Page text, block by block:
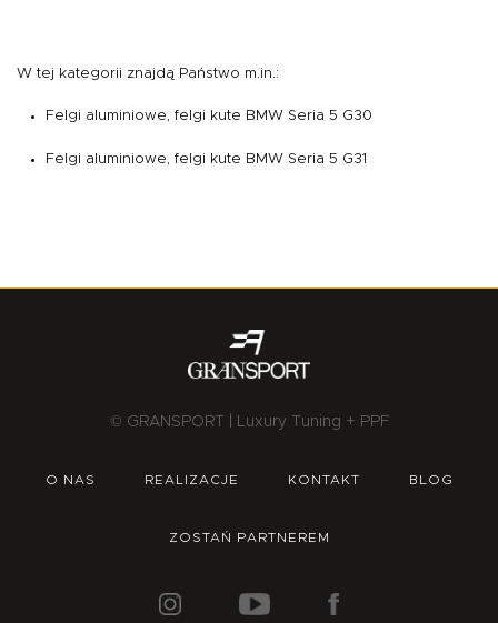
W tej kategorii znajdą Państwo m.in.:
Felgi aluminiowe, felgi kute BMW Seria 5 G30
Felgi aluminiowe, felgi kute BMW Seria 5 G31
© GRANSPORT | Luxury Tuning + PPF
O NAS REALIZACJE KONTAKT BLOG
ZOSTAŃ PARTNEREM